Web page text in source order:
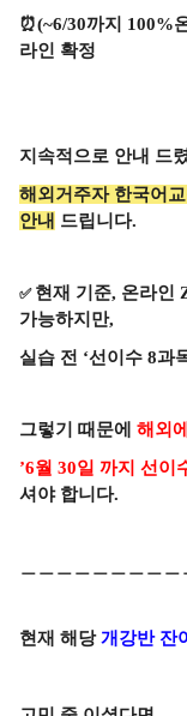
⏰(~6/30까지 100%
라인 확정
지속적으로 안내 드
해외거주자 한국어
안내 드립니다.
✅ 현재 기준, 온라인
가능하지만,
실습 전 ‘선이수 8과
그렇기 때문에 해외
’6월 30일 까지 선이
셔야 합니다.
현재 해당개강반 잔